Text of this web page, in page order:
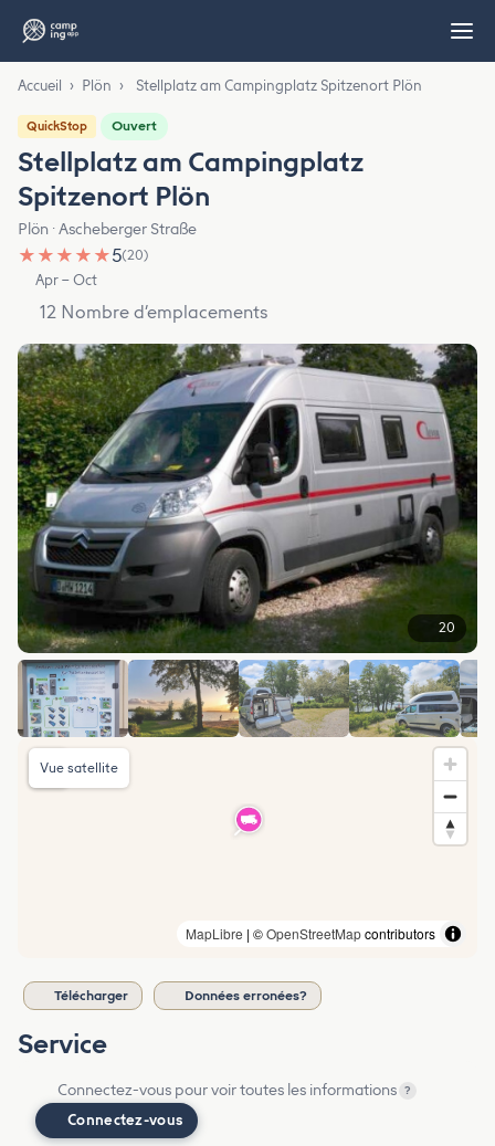
Accueil › Plön › Stellplatz am Campingplatz Spitzenort Plön
QuickStop Ouvert
Stellplatz am Campingplatz
Spitzenort Plön
Plön · Ascheberger Straße
★ ★ ★ ★ ★5(20)
Apr – Oct
12 Nombre d’emplacements
20
MapLibre | ©OpenStreetMapcontributors
Vue satellite
Télécharger Données erronées?
Service
Connectez-vous pour voir toutes les informations ?
Connectez-vous